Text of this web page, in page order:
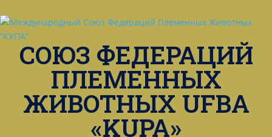
СОЮЗ ФЕДЕРАЦИЙ
ПЛЕМЕННЫХ
ЖИВОТНЫХ UFBA
«KUPA»